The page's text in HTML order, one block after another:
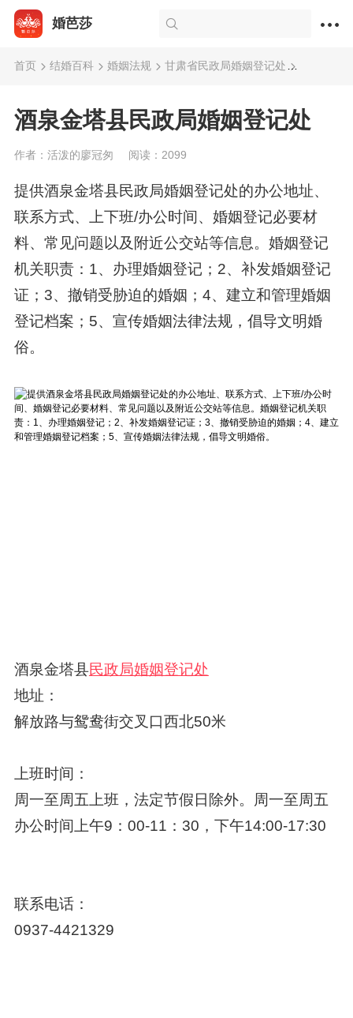
婚芭莎
首页 结婚百科 婚姻法规 甘肃省民政局婚姻登记处
酒泉金塔县民政局婚姻登记处
作者：活泼的廖冠匆 阅读：2099
提供酒泉金塔县民政局婚姻登记处的办公地址、
联系方式、上下班/办公时间、婚姻登记必要材
料、常见问题以及附近公交站等信息。婚姻登记
机关职责：1、办理婚姻登记；2、补发婚姻登记
证；3、撤销受胁迫的婚姻；4、建立和管理婚姻
登记档案；5、宣传婚姻法律法规，倡导文明婚
俗。
酒泉金塔县民政局婚姻登记处
地址：
解放路与鸳鸯街交叉口西北50米
上班时间：
周一至周五上班，法定节假日除外。周一至周五
办公时间上午9：00-11：30，下午14:00-17:30
联系电话：
0937-4421329